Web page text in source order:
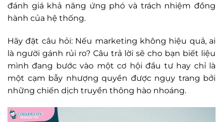
đánh giá khả năng ứng phó và trách nhiệm đồng
hành của hệ thống.
Hãy đặt câu hỏi: Nếu marketing không hiệu quả, ai
là người gánh rủi ro? Câu trả lời sẽ cho bạn biết liệu
mình đang bước vào một cơ hội đầu tư hay chỉ là
một cạm bẫy nhượng quyền được ngụy trang bởi
những chiến dịch truyền thông hào nhoáng.